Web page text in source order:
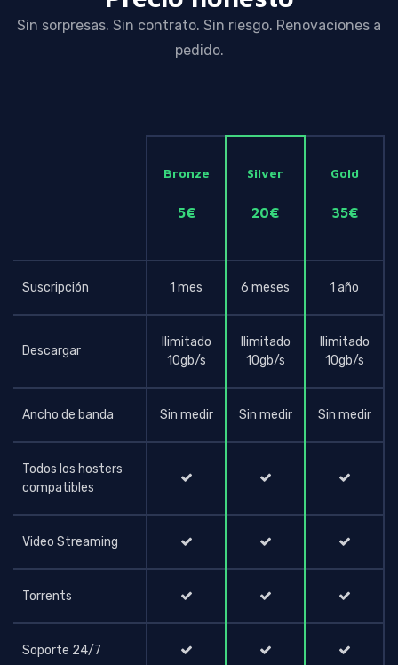
Sin sorpresas. Sin contrato. Sin riesgo. Renovaciones a
pedido.
Bronze
5€
Silver
20€
Gold
35€
Suscripción 1 mes 6 meses 1 año
Descargar
Ilimitado
10gb/s
Ilimitado
10gb/s
Ilimitado
10gb/s
Ancho de banda Sin medir Sin medir Sin medir
Todos los hosters
compatibles
Video Streaming
Torrents
Soporte 24/7